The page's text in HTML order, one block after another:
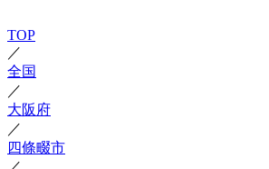
TOP
／
全国
／
大阪府
／
四條畷市